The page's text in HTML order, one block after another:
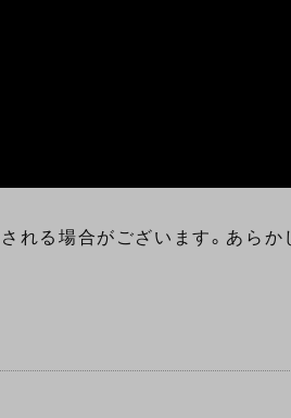
れる場合がございます。あらか